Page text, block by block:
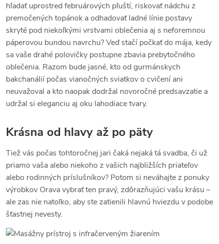
hľadať uprostred februárových pľuští, riskovať nádchu z
premočených topánok a odhadovať ladné línie postavy
skryté pod niekoľkými vrstvami oblečenia aj s neforemnou
páperovou bundou navrchu? Veď stačí počkať do mája, kedy
sa vaše drahé polovičky postupne zbavia prebytočného
oblečenia. Razom bude jasné, kto od gurmánskych
bakchanálií počas vianočných sviatkov o cvičení ani
neuvažoval a kto naopak dodržal novoročné predsavzatie a
udržal si eleganciu aj oku lahodiace tvary.
Krásna od hlavy až po päty
Tiež vás počas tohtoročnej jari čaká nejaká tá svadba, či už
priamo vaša alebo niekoho z vašich najbližších priateľov
alebo rodinných príslušníkov? Potom si neváhajte z ponuky
výrobkov Orava vybrať ten pravý, zdôrazňujúci vašu krásu –
ale zas nie natoľko, aby ste zatienili hlavnú hviezdu v podobe
šťastnej nevesty.